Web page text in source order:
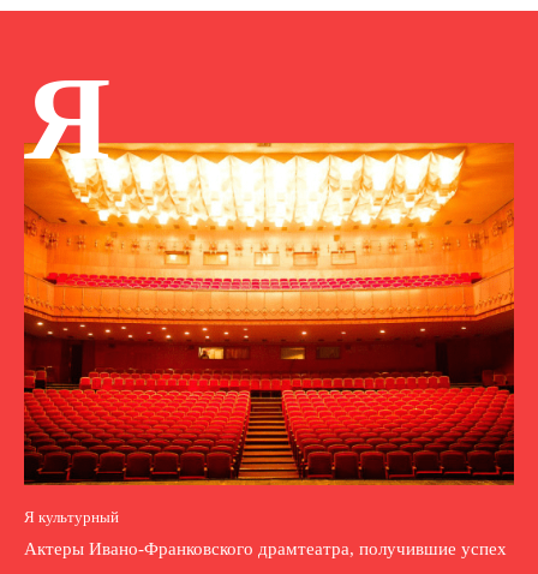
Я
Я культурный
Актеры Ивано-Франковского драмтеатра, получившие успех